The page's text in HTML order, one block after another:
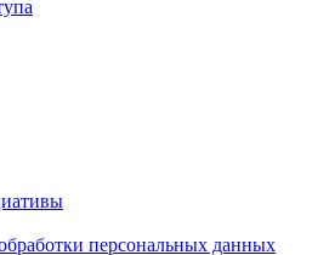
персональных данных